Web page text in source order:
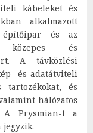
kábeleket és
alkalmazott
tőipar és az
közepes és
A távközlési
és adatátviteli
tartozékokat, és
hálózatos
A Prysmian-t a